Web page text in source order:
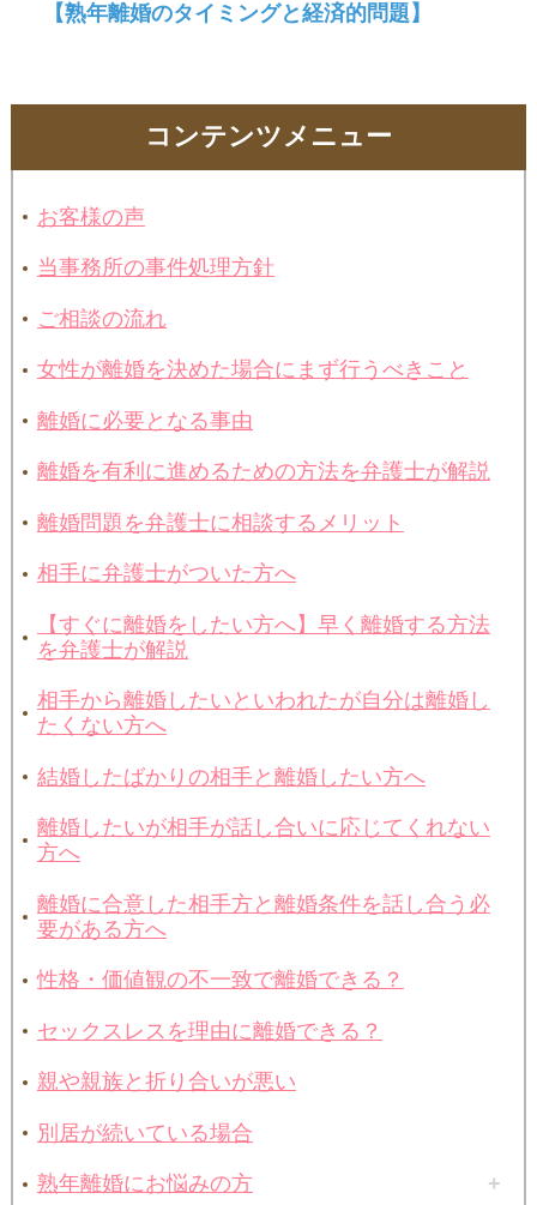
コンテンツメニュー
お客様の声
当事務所の事件処理方針
ご相談の流れ
女性が離婚を決めた場合にまず行うべきこと
離婚に必要となる事由
離婚を有利に進めるための方法を弁護士が解説
離婚問題を弁護士に相談するメリット
相手に弁護士がついた方へ
【すぐに離婚をしたい方へ】早く離婚する方法
を弁護士が解説
相手から離婚したいといわれたが自分は離婚し
たくない方へ
結婚したばかりの相手と離婚したい方へ
離婚したいが相手が話し合いに応じてくれない
方へ
離婚に合意した相手方と離婚条件を話し合う必
要がある方へ
性格・価値観の不一致で離婚できる？
セックスレスを理由に離婚できる？
親や親族と折り合いが悪い
別居が続いている場合
熟年離婚にお悩みの方
【熟年離婚のタイミングと経済的問題】